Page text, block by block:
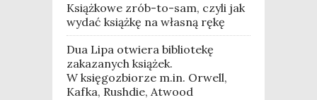
Książkowe zrób-to-sam, czyli jak
wydać książkę na własną rękę
Dua Lipa otwiera bibliotekę
zakazanych książek.
W księgozbiorze m.in. Orwell,
Kafka, Rushdie, Atwood